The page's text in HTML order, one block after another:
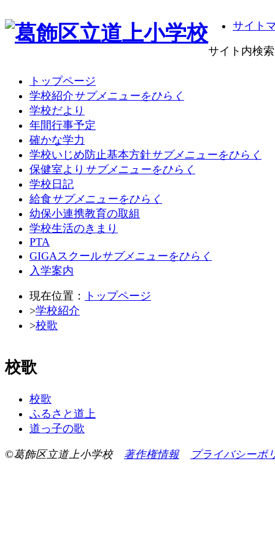
サイト
サイト内検索
トップページ
学校紹介サブメニューをひらく
学校だより
年間行事予定
確かな学力
学校いじめ防止基本方針サブメニューをひらく
保健室より サブメニューをひらく
学校日記
給食サブメニューをひらく
幼保小連携教育の取組
学校生活のきまり
PTA
GIGAスクールサブメニューをひらく
入学案内
現在位置：
トップページ
>学校紹介
>校歌
校歌
校歌
ふるさと道上
道っ子の歌
©葛飾区立道上小学校 著作権情報 プライバシーポ